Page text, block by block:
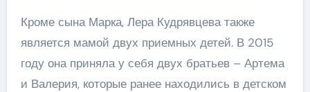
Кроме сына Марка, Лера Кудрявцева также
является мамой двух приемных детей. В 2015
году она приняла у себя двух братьев – Артема
и Валерия, которые ранее находились в детском